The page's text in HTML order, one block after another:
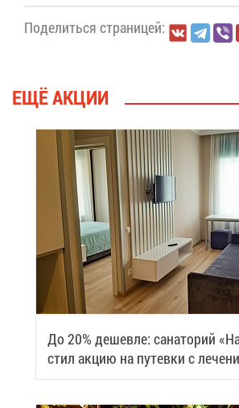
По­де­лить­ся стра­ни­цей:
ЕЩЁ АК­ЦИИ
До 20% де­шев­ле: са­на­то­рий
стил ак­цию на пу­тев­ки с